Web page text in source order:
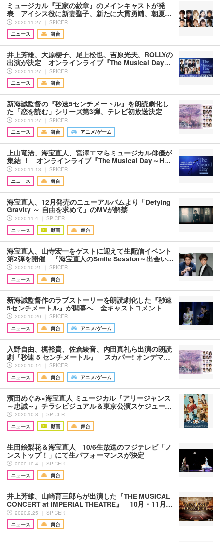
ミュージカル『王家の紋章』のメインキャストが発
表 アイシス役に新妻聖子、新たに大貫勇輔、朝夏…
2020.11.27 ｜ SPICER
ニュース
舞台
井上芳雄、大原櫻子、尾上松也、吉原光夫、ROLLYの
出演が決定 オンラインライブ『The Musical Day…
2020.11.27 ｜ SPICER
ニュース
舞台
新海誠監督の『秒速5センチメートル』を朗読劇化し
た「恋を読む」シリーズ第3弾、テレビ初放送決定
2020.11.27 ｜ SPICER
ニュース
舞台 アニメ/ゲーム
上山竜治、海宝直人、宮澤エマらミュージカル俳優が
集結 ！ オンラインライブ『The Musical Day～H…
2020.11.13 ｜ SPICER
ニュース
舞台
海宝直人、12月発売のニューアルバムより「Defying
Gravity ～ 自由を求めて」のMVが解禁
2020.11.4 ｜ SPICER
ニュース
動画 舞台
海宝直人、山寺宏一をゲストに迎えて生配信イベント
第2弾を開催 『海宝直人のSmile Session～出会い…
2020.10.21 ｜ SPICER
ニュース
舞台
新海誠監督作のラブストーリーを朗読劇化した『秒速
5センチメートル』が開幕へ 全キャストコメント…
2020.10.20 ｜ SPICER
ニュース
舞台 アニメ/ゲーム
入野自由、梶裕貴、佐倉綾音、内田真礼ら出演の朗読
劇『秒速 5 センチメートル』 スカパー! オンデマ…
2020.10.14 ｜ SPICER
ニュース
舞台 アニメ/ゲーム
濱田めぐみ×海宝直人 ミュージカル『アリージャンス
～忠誠～』チラシビジュアル＆東京公演スケジュー…
2020.10.8 ｜ SPICER
ニュース
動画 舞台
生田絵梨花＆海宝直人 10/6生放送のフジテレビ「ノ
ンストップ！」にて生パフォーマンスが決定
2020.10.4 ｜ SPICER
ニュース
舞台
井上芳雄、山崎育三郎らが出演した『THE MUSICAL
CONCERT at IMPERIAL THEATRE』 10月・11月…
2020.9.25 ｜ SPICER
ニュース
舞台